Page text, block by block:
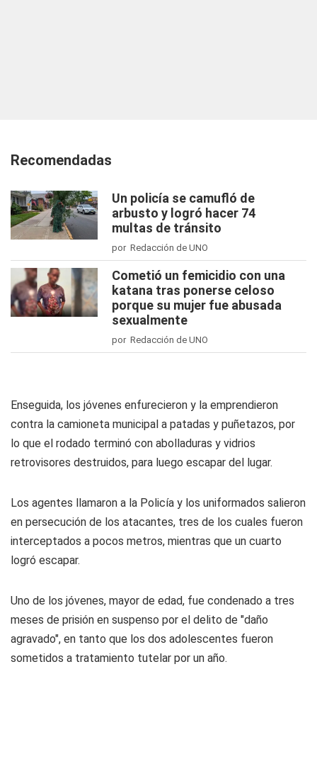
Recomendadas
Un policía se camufló de
arbusto y logró hacer 74
multas de tránsito
por Redacción de UNO
Cometió un femicidio con una
katana tras ponerse celoso
porque su mujer fue abusada
sexualmente
por Redacción de UNO
Enseguida, los jóvenes enfurecieron y la emprendieron
contra la camioneta municipal a patadas y puñetazos, por
lo que el rodado terminó con abolladuras y vidrios
retrovisores destruidos, para luego escapar del lugar.
Los agentes llamaron a la Policía y los uniformados salieron
en persecución de los atacantes, tres de los cuales fueron
interceptados a pocos metros, mientras que un cuarto
logró escapar.
Uno de los jóvenes, mayor de edad, fue condenado a tres
meses de prisión en suspenso por el delito de "daño
agravado", en tanto que los dos adolescentes fueron
sometidos a tratamiento tutelar por un año.